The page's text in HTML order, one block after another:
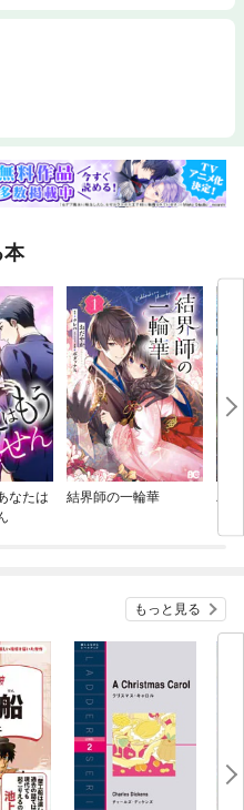
本
なたは
結界師の一輪華
バ
今
もっと見る